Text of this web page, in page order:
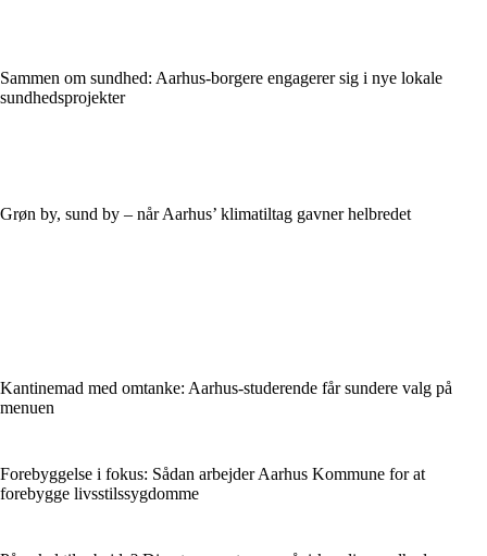
Sammen om sundhed: Aarhus-borgere engagerer sig i nye lokale
sundhedsprojekter
Grøn by, sund by – når Aarhus’ klimatiltag gavner helbredet
Kantinemad med omtanke: Aarhus-studerende får sundere valg på
menuen
Forebyggelse i fokus: Sådan arbejder Aarhus Kommune for at
forebygge livsstilssygdomme